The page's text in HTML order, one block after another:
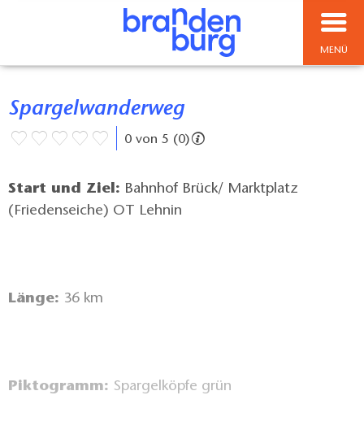
MENÜ
Spargelwanderweg
0 von 5 (0)
Start und Ziel: Bahnhof Brück/ Marktplatz
(Friedenseiche) OT Lehnin
Länge: 36 km
Piktogramm: Spargelköpfe grün